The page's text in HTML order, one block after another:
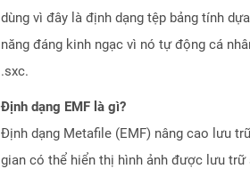
dùng vì đây là định dạng tệp bảng tính
năng đáng kinh ngạc vì nó tự động cá
.sxc.
Định dạng EMF là gì?
Định dạng Metafile (EMF) nâng cao lưu
gian có thể hiển thị hình ảnh được lưu